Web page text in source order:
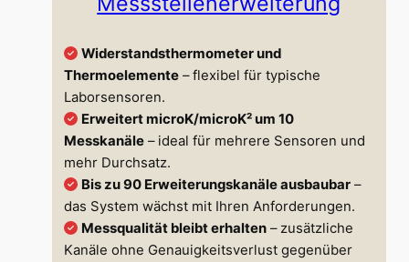
Widerstandsthermometer und
Thermoelemente – flexibel für typische
Laborsensoren.
Erweitert microK/microK² um 10
Messkanäle – ideal für mehrere Sensoren und
mehr Durchsatz.
Bis zu 90 Erweiterungskanäle ausbaubar –
das System wächst mit Ihren Anforderungen.
Messqualität bleibt erhalten – zusätzliche
Kanäle ohne Genauigkeitsverlust gegenüber